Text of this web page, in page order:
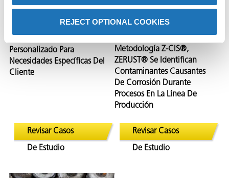
REJECT OPTIONAL COOKIES
Personalizado Para
Necesidades Específicas Del
Cliente
Revisar Casos
De Estudio
Metodología Z-CIS®,
ZERUST® Se Identifican
Contaminantes Causantes
De Corrosión Durante
Procesos En La Línea De
Producción
Revisar Casos
De Estudio